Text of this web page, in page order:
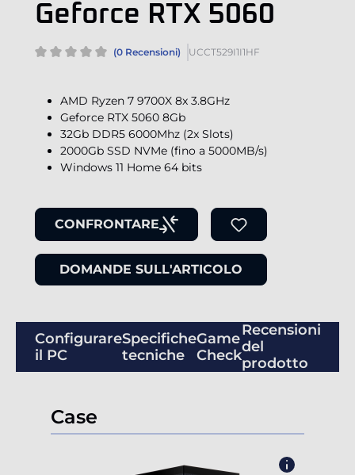
Geforce RTX 5060
(0 Recensioni) UCCT529I1I1HF
AMD Ryzen 7 9700X 8x 3.8GHz
Geforce RTX 5060 8Gb
32Gb DDR5 6000Mhz (2x Slots)
2000Gb SSD NVMe (fino a 5000MB/s)
Windows 11 Home 64 bits
CONFRONTARE
DOMANDE SULL'ARTICOLO
Configurare
il PC
Specifiche
tecniche
Game
Check
Recensioni
del
prodotto
Case